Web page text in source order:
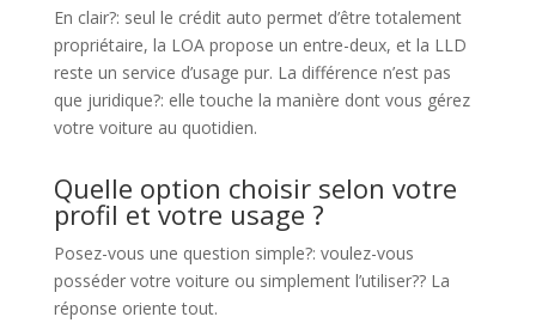
En clair?: seul le crédit auto permet d’être totalement
propriétaire, la LOA propose un entre-deux, et la LLD
reste un service d’usage pur. La différence n’est pas
que juridique?: elle touche la manière dont vous gérez
votre voiture au quotidien.
Quelle option choisir selon votre
profil et votre usage ?
Posez-vous une question simple?: voulez-vous
posséder votre voiture ou simplement l’utiliser?? La
réponse oriente tout.